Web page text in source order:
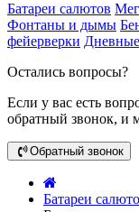
Батареи салютов
Фонтаны и дымы
фейерверки
Остались вопросы?
Если у вас есть
обратный звонок, и
Обратный звонок
Батареи